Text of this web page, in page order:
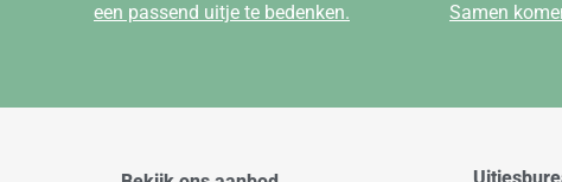
een passend uitje te bedenken.
Samen